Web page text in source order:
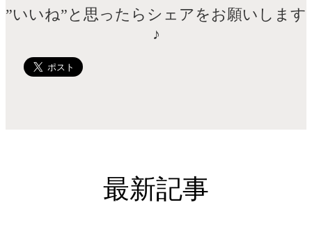
”いいね”と思ったらシェアをお願いします
♪
最新記事